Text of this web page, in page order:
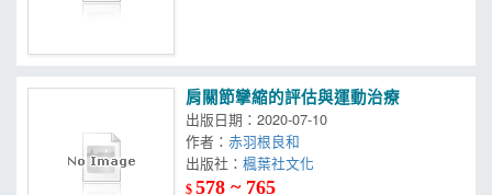
肩關節攣縮的評估與運動治療
出版日期：2020-07-10
作者：赤羽根良和
出版社：
$578 ~ 765